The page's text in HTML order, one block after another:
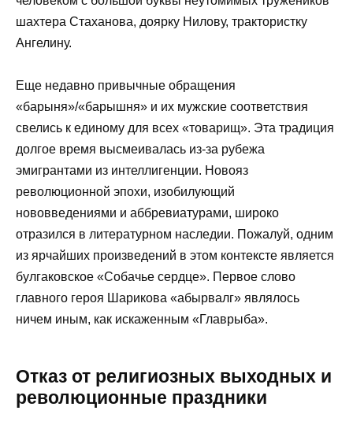
шахтера Стаханова, доярку Нилову, трактористку
Ангелину.
Еще недавно привычные обращения
«барыня»/«барышня» и их мужские соответствия
свелись к единому для всех «товарищ». Эта традиция
долгое время высмеивалась из-за рубежа
эмигрантами из интеллигенции. Новояз
революционной эпохи, изобилующий
нововведениями и аббревиатурами, широко
отразился в литературном наследии. Пожалуй, одним
из ярчайших произведений в этом контексте является
булгаковское «Собачье сердце». Первое слово
главного героя Шарикова «абырвалг» являлось
ничем иным, как искаженным «Главрыба».
Отказ от религиозных выходных и
революционные праздники